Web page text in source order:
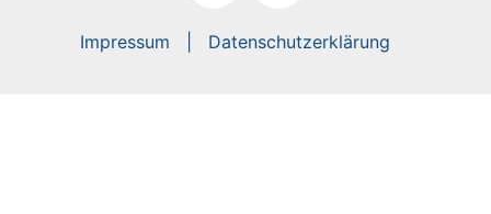
Impressum Datenschutzerklärung